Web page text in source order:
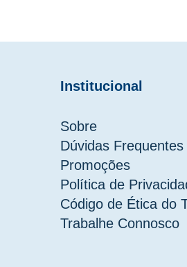
Institucional
Sobre
Dúvidas Frequentes
Promoções
Política de
Código de Ética do
Trabalhe Connosco